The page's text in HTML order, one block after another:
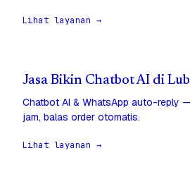
Lihat layanan →
Jasa Bikin Chatbot AI di
Chatbot AI & WhatsApp auto-reply
jam, balas order otomatis.
Lihat layanan →